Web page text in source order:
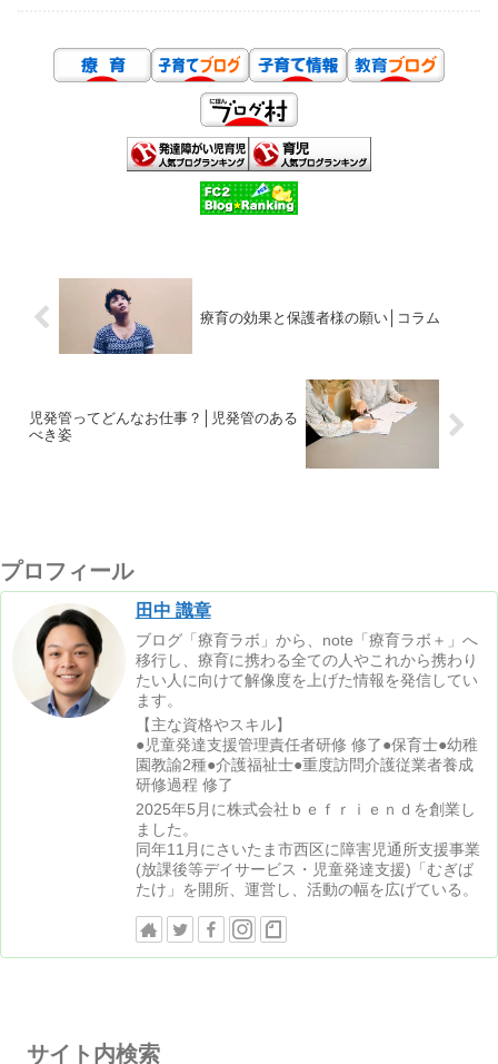
療育の効果と保護者様の願い│コラム
児発管ってどんなお仕事？│児発管のある
べき姿
プロフィール
田中 識章
ブログ「療育ラボ」から、note「療育ラボ＋」へ
移行し、療育に携わる全ての人やこれから携わり
たい人に向けて解像度を上げた情報を発信してい
ます。
【主な資格やスキル】
●児童発達支援管理責任者研修 修了●保育士●幼稚
園教諭2種●介護福祉士●重度訪問介護従業者養成
研修過程 修了
2025年5月に株式会社ｂｅｆｒｉｅｎｄを創業し
ました。
同年11月にさいたま市西区に障害児通所支援事業
(放課後等デイサービス・児童発達支援)「むぎば
たけ」を開所、運営し、活動の幅を広げている。
サイト内検索